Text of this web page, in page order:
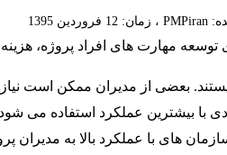
PMPiran ، زمان: 12 فروردین 1395
توسعه مهارت های افراد پروژه،
بعضی از مدیران ممکن است